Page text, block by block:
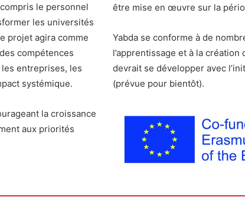
le personnel
les universités
projet agira comme
compétences
entreprises, les
systémique.
la croissance
aux priorités
être mise en œuvre sur la
Yabda se conforme à de
l’apprentissage et à la
devrait se développer avec
(prévue pour bientôt).